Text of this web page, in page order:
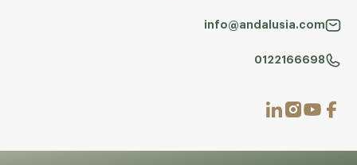
info@andalusia.com
0122166698